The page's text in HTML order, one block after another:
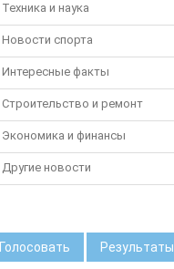
Техника и наука
Новости спорта
Интересные факты
Строительство и ремонт
Экономика и финансы
Другие новости
Голосовать Результаты